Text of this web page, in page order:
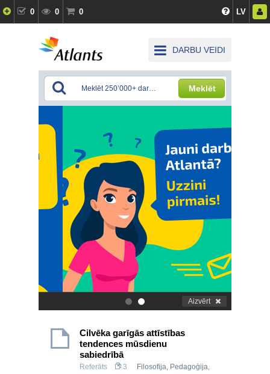
0 0 0 LV
DARBU VEIDI
Meklēt
. Aizvērt
Cilvēka garīgās attīstības
tendences mūsdienu
sabiedrībā
Referāts 3 Filosofija, Pedagoģija,